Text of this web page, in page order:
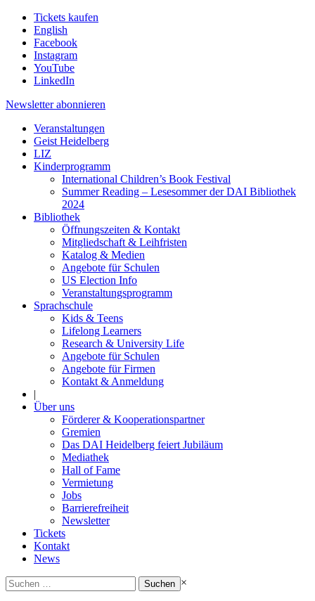
Tickets kaufen
English
Facebook
Instagram
YouTube
LinkedIn
Newsletter abonnieren
Veranstaltungen
Geist Heidelberg
LIZ
Kinderprogramm
International Children’s Book Festival
Summer Reading – Lesesommer der DAI Bibliothek
2024
Bibliothek
Öffnungszeiten & Kontakt
Mitgliedschaft & Leihfristen
Katalog & Medien
Angebote für Schulen
US Election Info
Veranstaltungsprogramm
Sprachschule
Kids & Teens
Lifelong Learners
Research & University Life
Angebote für Schulen
Angebote für Firmen
Kontakt & Anmeldung
|
Über uns
Förderer & Kooperationspartner
Gremien
Das DAI Heidelberg feiert Jubiläum
Mediathek
Hall of Fame
Vermietung
Jobs
Barrierefreiheit
Newsletter
Tickets
Kontakt
News
Suchen
nach:
×